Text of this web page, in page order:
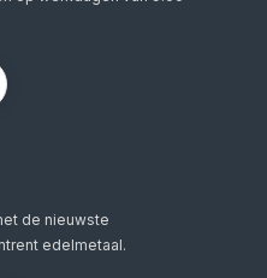
de nieuwste
edelmetaal.